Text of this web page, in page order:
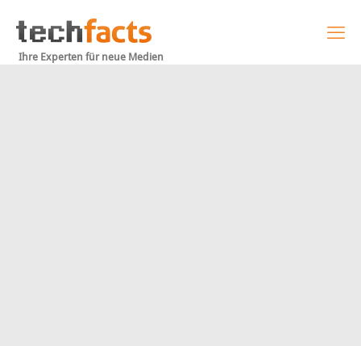
Ihre Experten für neue Medien